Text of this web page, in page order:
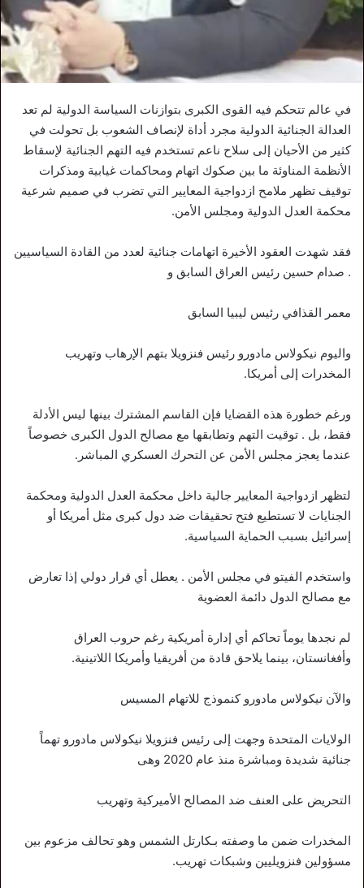
في عالم تتحكم فيه القوى الكبرى بتوازنات السياسة الدولية لم تعد
العدالة الجنائية الدولية مجرد أداة لإنصاف الشعوب بل تحولت في
كثير من الأحيان إلى سلاح ناعم تستخدم فيه التهم الجنائية لإسقاط
الأنظمة المناوئة ما بين صكوك اتهام ومحاكمات غيابية ومذكرات
توقيف تظهر ملامح ازدواجية المعايير التي تضرب في صميم شرعية
محكمة العدل الدولية ومجلس الأمن.
فقد شهدت العقود الأخيرة اتهامات جنائية لعدد من القادة السياسيين
. صدام حسين رئيس العراق السابق و
معمر القذافي رئيس ليبيا السابق
واليوم نيكولاس مادورو رئيس فنزويلا بتهم الإرهاب وتهريب
المخدرات إلى أمريكا.
ورغم خطورة هذه القضايا فإن القاسم المشترك بينها ليس الأدلة
فقط، بل . توقيت التهم وتطابقها مع مصالح الدول الكبرى خصوصاً
عندما يعجز مجلس الأمن عن التحرك العسكري المباشر.
لتظهر ازدواجية المعايير جالية داخل محكمة العدل الدولية ومحكمة
الجنايات لا تستطيع فتح تحقيقات ضد دول كبرى مثل أمريكا أو
إسرائيل بسبب الحماية السياسية.
واستخدم الفيتو في مجلس الأمن . يعطل أي قرار دولي إذا تعارض
مع مصالح الدول دائمة العضوية
لم نجدها يوماً تحاكم أي إدارة أمريكية رغم حروب العراق
وأفغانستان، بينما يلاحق قادة من أفريقيا وأمريكا اللاتينية.
والآن نيكولاس مادورو كنموذج للاتهام المسيس
الولايات المتحدة وجهت إلى رئيس فنزويلا نيكولاس مادورو تهماً
جنائية شديدة ومباشرة منذ عام 2020 وهى
التحريض على العنف ضد المصالح الأميركية وتهريب
المخدرات ضمن ما وصفته بـكارتل الشمس وهو تحالف مزعوم بين
مسؤولين فنزويليين وشبكات تهريب.